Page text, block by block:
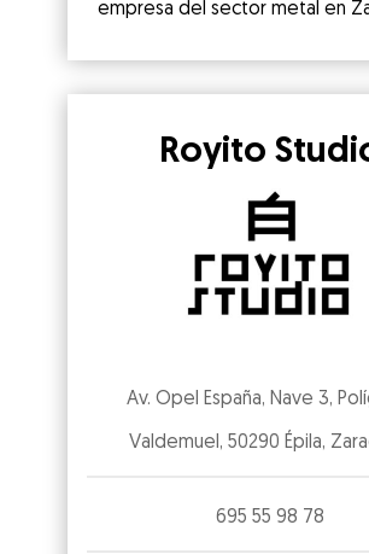
empresa del sector metal en
Royito
Av. Opel España, Nave 3,
Valdemuel, 50290 Épila,
695 55 98 78